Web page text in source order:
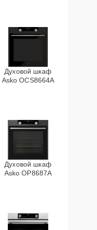
Духовой шкаф
Asko OCS8664A
Духовой шкаф
Asko OP8687A